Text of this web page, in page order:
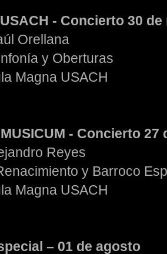
- Concierto 30 de
Orellana
y Oberturas
Magna USACH
- Concierto 27
Reyes
y Barroco
Magna USACH
– 01 de agosto